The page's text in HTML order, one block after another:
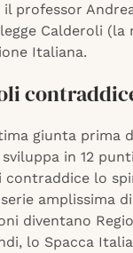
il professor
Calderoli
Italiana.
giunta prima
in 12
contraddice lo
amplissima
diventano
lo Spacca